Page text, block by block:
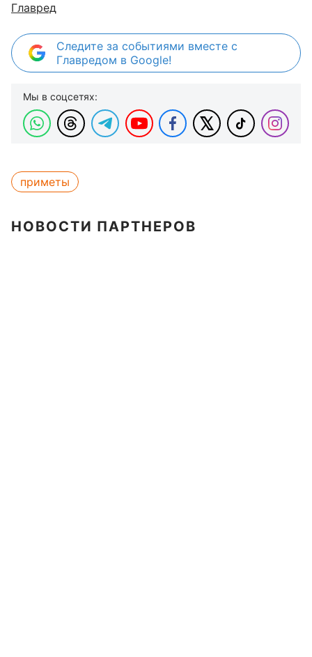
Главред
Следите за событиями вместе с
Главредом в Google!
Мы в соцсетях:
приметы
НОВОСТИ ПАРТНЕРОВ